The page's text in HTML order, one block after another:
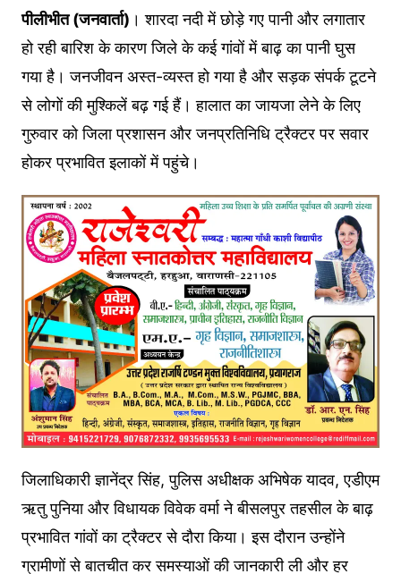
पीलीभीत (जनवार्ता) । शारदा नदी में छोड़े गए पानी और लगातार
हो रही बारिश के कारण जिले के कई गांवों में बाढ़ का पानी घुस
गया है। जनजीवन अस्त-व्यस्त हो गया है और सड़क संपर्क टूटने
से लोगों की मुश्किलें बढ़ गई हैं। हालात का जायजा लेने के लिए
गुरुवार को जिला प्रशासन और जनप्रतिनिधि ट्रैक्टर पर सवार
होकर प्रभावित इलाकों में पहुंचे।
जिलाधिकारी ज्ञानेंद्र सिंह, पुलिस अधीक्षक अभिषेक यादव, एडीएम
ऋतु पुनिया और विधायक विवेक वर्मा ने बीसलपुर तहसील के बाढ़
प्रभावित गांवों का ट्रैक्टर से दौरा किया। इस दौरान उन्होंने
ग्रामीणों से बातचीत कर समस्याओं की जानकारी ली और हर